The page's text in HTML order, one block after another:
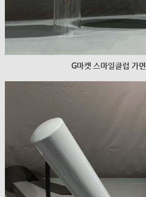
G마켓 스마일클럽 가면